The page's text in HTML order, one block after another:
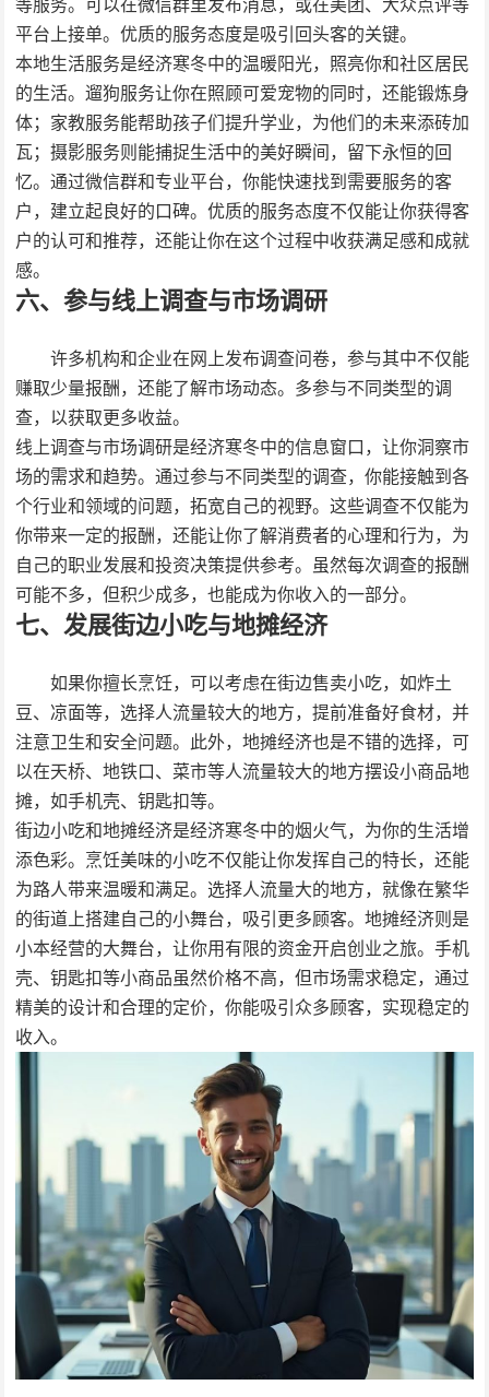
等服务。可以在微信群里发布消息，或在美团、大众点评等
平台上接单。优质的服务态度是吸引回头客的关键。
本地生活服务是经济寒冬中的温暖阳光，照亮你和社区居民
的生活。遛狗服务让你在照顾可爱宠物的同时，还能锻炼身
体；家教服务能帮助孩子们提升学业，为他们的未来添砖加
瓦；摄影服务则能捕捉生活中的美好瞬间，留下永恒的回
忆。通过微信群和专业平台，你能快速找到需要服务的客
户，建立起良好的口碑。优质的服务态度不仅能让你获得客
户的认可和推荐，还能让你在这个过程中收获满足感和成就
感。
六、参与线上调查与市场调研
许多机构和企业在网上发布调查问卷，参与其中不仅能
赚取少量报酬，还能了解市场动态。多参与不同类型的调
查，以获取更多收益。
线上调查与市场调研是经济寒冬中的信息窗口，让你洞察市
场的需求和趋势。通过参与不同类型的调查，你能接触到各
个行业和领域的问题，拓宽自己的视野。这些调查不仅能为
你带来一定的报酬，还能让你了解消费者的心理和行为，为
自己的职业发展和投资决策提供参考。虽然每次调查的报酬
可能不多，但积少成多，也能成为你收入的一部分。
七、发展街边小吃与地摊经济
如果你擅长烹饪，可以考虑在街边售卖小吃，如炸土
豆、凉面等，选择人流量较大的地方，提前准备好食材，并
注意卫生和安全问题。此外，地摊经济也是不错的选择，可
以在天桥、地铁口、菜市等人流量较大的地方摆设小商品地
摊，如手机壳、钥匙扣等。
街边小吃和地摊经济是经济寒冬中的烟火气，为你的生活增
添色彩。烹饪美味的小吃不仅能让你发挥自己的特长，还能
为路人带来温暖和满足。选择人流量大的地方，就像在繁华
的街道上搭建自己的小舞台，吸引更多顾客。地摊经济则是
小本经营的大舞台，让你用有限的资金开启创业之旅。手机
壳、钥匙扣等小商品虽然价格不高，但市场需求稳定，通过
精美的设计和合理的定价，你能吸引众多顾客，实现稳定的
收入。